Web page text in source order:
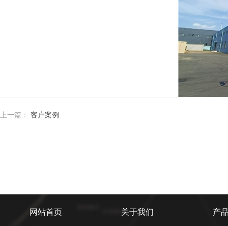
上一篇： 客户案例
网站首页 关于我们 产